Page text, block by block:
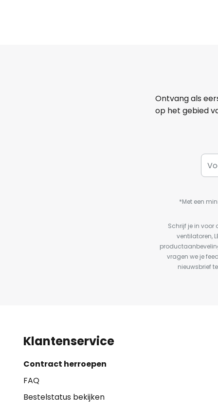
Ontvang als
op het gebied
*Met een
Schrijf je in voor
ventilatoren,
vragen we je
nieuwsbrief
Klantenservice
Contract herroepen
FAQ
Bestelstatus bekijken